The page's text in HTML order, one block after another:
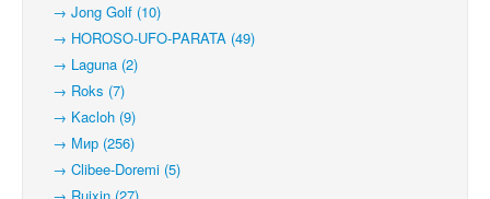
→ Jong Golf (10)
→ HOROSO-UFO-PARATA (49)
→ Laguna (2)
→ Roks (7)
→ Kacloh (9)
→ Мир (256)
→ Clibee-Doremi (5)